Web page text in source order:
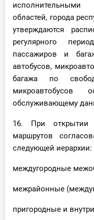
областей, города
утверждаются
регулярного
пассажиров и
автобусов,
багажа по
микроавтобусов
обслуживающему
16. При открытии
маршрутов
следующей иерархии:
междугородные
межрайонные
пригородные и